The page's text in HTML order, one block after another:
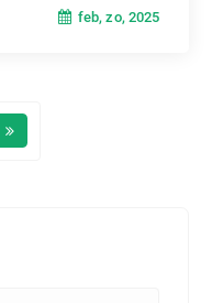
feb, zo, 2025